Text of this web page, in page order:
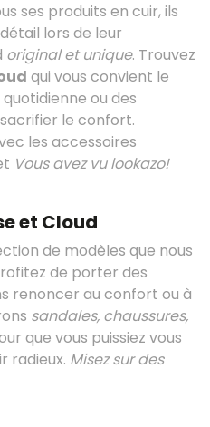
ses produits en cuir, ils
lors de leur
original et unique. Trouvez
qui vous convient le
ou des
le confort.
les accessoires
Vous avez vu lookazo!
et Cloud
de modèles que nous
de porter des
renoncer au confort ou à
sandales, chaussures,
que vous puissiez vous
radieux. Misez sur des